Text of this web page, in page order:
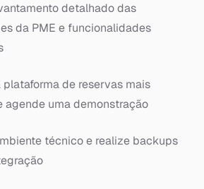
detalhado das
da PME e funcionalidades
plataforma de reservas mais
agende uma demonstração
técnico e realize backups